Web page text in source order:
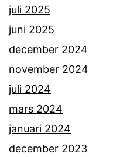
juli 2025
juni 2025
december 2024
november 2024
juli 2024
mars 2024
januari 2024
december 2023